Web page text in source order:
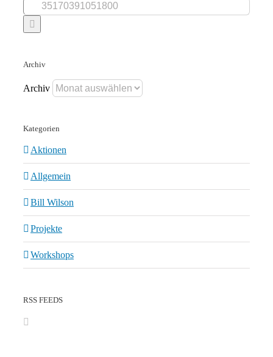
Archiv
Archiv
Kategorien
Aktionen
Allgemein
Bill Wilson
Projekte
Workshops
RSS FEEDS